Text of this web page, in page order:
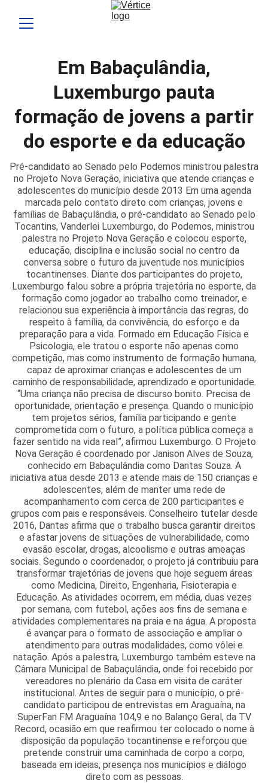
Em Babaçulândia,
Luxemburgo pauta
formação de jovens a partir
do esporte e da educação
Pré-candidato ao Senado pelo Podemos ministrou palestra
no Projeto Nova Geração, iniciativa que atende crianças e
adolescentes do município desde 2013 Em uma agenda
marcada pelo contato direto com crianças, jovens e
famílias de Babaçulândia, o pré-candidato ao Senado pelo
Tocantins, Vanderlei Luxemburgo, do Podemos, ministrou
palestra no Projeto Nova Geração e colocou esporte,
educação, disciplina e inclusão social no centro da
conversa sobre o futuro da juventude nos municípios
tocantinenses. Diante dos participantes do projeto,
Luxemburgo falou sobre a própria trajetória no esporte, da
formação como jogador ao trabalho como treinador, e
relacionou sua experiência à importância das regras, do
respeito à família, da convivência, do esforço e da
preparação para a vida. Formado em Educação Física e
Psicologia, ele tratou o esporte não apenas como
competição, mas como instrumento de formação humana,
capaz de aproximar crianças e adolescentes de um
caminho de responsabilidade, aprendizado e oportunidade.
“Uma criança não precisa de discurso bonito. Precisa de
oportunidade, orientação e presença. Quando o município
tem projetos sérios, família participando e gente
comprometida com o futuro, a política pública começa a
fazer sentido na vida real”, afirmou Luxemburgo. O Projeto
Nova Geração é coordenado por Janison Alves de Souza,
conhecido em Babaçulândia como Dantas Souza. A
iniciativa atua desde 2013 e atende mais de 150 crianças e
adolescentes, além de manter uma rede de
acompanhamento com cerca de 200 participantes e
grupos com pais e responsáveis. Conselheiro tutelar desde
2016, Dantas afirma que o trabalho busca garantir direitos
e afastar jovens de situações de vulnerabilidade, como
evasão escolar, drogas, alcoolismo e outras ameaças
sociais. Segundo o coordenador, o projeto já contribuiu para
transformar trajetórias de jovens que hoje seguem áreas
como Medicina, Direito, Engenharia, Fisioterapia e
Educação. As atividades ocorrem, em média, duas vezes
por semana, com futebol, ações aos fins de semana e
atividades complementares na praia e na água. A proposta
é avançar para o formato de associação e ampliar o
atendimento para outras modalidades, como vôlei e
natação. Após a palestra, Luxemburgo também esteve na
Câmara Municipal de Babaçulândia, onde foi recebido por
vereadores no plenário da Casa em visita de caráter
institucional. Antes de seguir para o município, o pré-
candidato participou de entrevistas em Araguaína, na
SuperFan FM Araguaína 104,9 e no Balanço Geral, da TV
Record, ocasião em que reafirmou ter colocado o nome à
disposição da população tocantinense e reforçou que
pretende construir uma caminhada de corpo a corpo,
baseada em ideias, presença nos municípios e diálogo
direto com as pessoas.